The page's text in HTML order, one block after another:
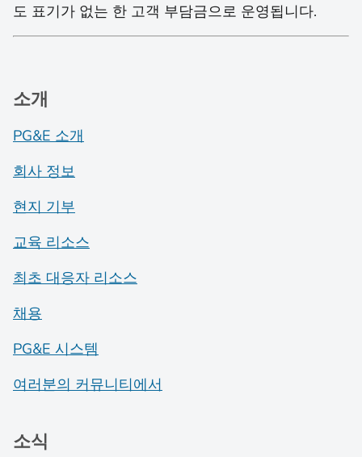
도 표기가 없는 한 고객 부담금으로 운영됩니다.
소개
PG&E 소개
회사 정보
현지 기부
교육 리소스
최초 대응자 리소스
채용
PG&E 시스템
여러분의 커뮤니티에서
소식